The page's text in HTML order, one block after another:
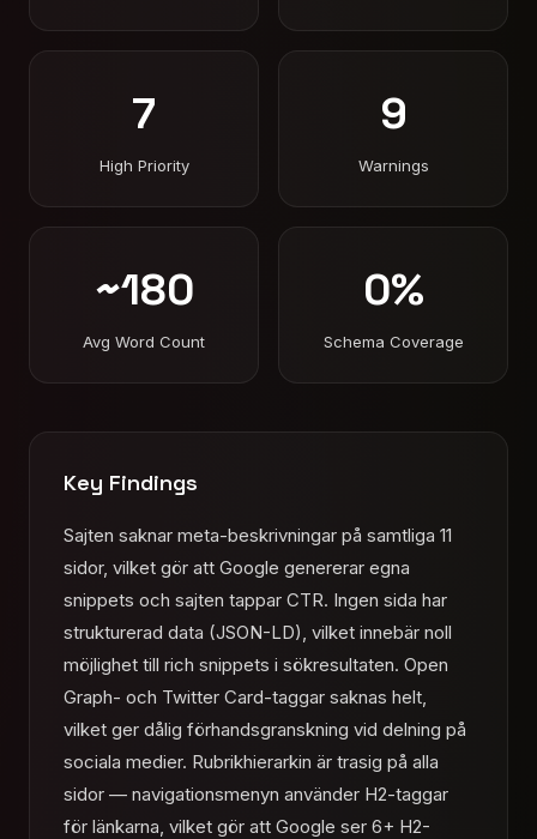
7
High Priority
9
Warnings
~180
Avg Word Count
0%
Schema Coverage
Key Findings
Sajten saknar meta-beskrivningar på samtliga 11
sidor, vilket gör att Google genererar egna
snippets och sajten tappar CTR. Ingen sida har
strukturerad data (JSON-LD), vilket innebär noll
möjlighet till rich snippets i sökresultaten. Open
Graph- och Twitter Card-taggar saknas helt,
vilket ger dålig förhandsgranskning vid delning på
sociala medier. Rubrikhierarkin är trasig på alla
sidor — navigationsmenyn använder H2-taggar
för länkarna, vilket gör att Google ser 6+ H2-